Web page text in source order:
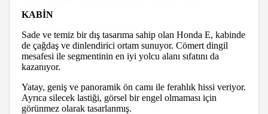
KABİN
Sade ve temiz bir dış tasarıma sahip olan Honda E, kabinde
de çağdaş ve dinlendirici ortam sunuyor. Cömert dingil
mesafesi ile segmentinin en iyi yolcu alanı sıfatını da
kazanıyor.
Yatay, geniş ve panoramik ön camı ile ferahlık hissi veriyor.
Ayrıca silecek lastiği, görsel bir engel olmaması için
görünmez olarak tasarlanmış.